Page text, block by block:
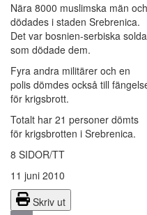
Nära 8000 muslimska män
dödades i staden Srebrenica.
Det var bosnien-serbiska
som dödade dem.
Fyra andra militärer och en
polis dömdes också till
för krigsbrott.
Totalt har 21 personer dömts
för krigsbrotten i Srebrenica.
8 SIDOR/TT
11 juni 2010
Skriv ut